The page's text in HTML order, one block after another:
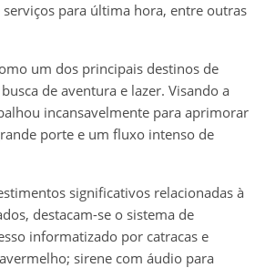
para última hora, entre outras
um dos principais destinos de
de aventura e lazer. Visando a
incansavelmente para aprimorar
porte e um fluxo intenso de
significativos relacionadas à
destacam-se o sistema de
informatizado por catracas e
sirene com áudio para